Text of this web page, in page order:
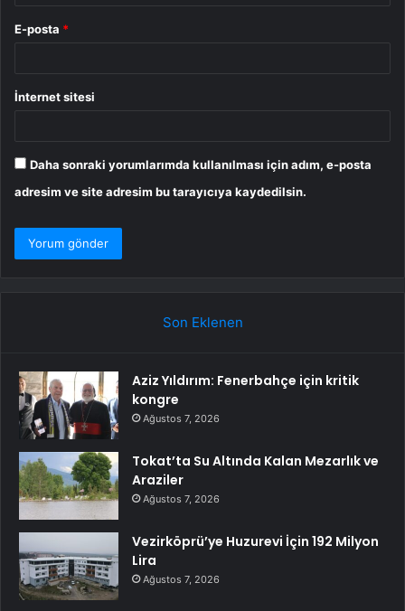
E-posta *
İnternet sitesi
Daha sonraki yorumlarımda kullanılması için adım, e-posta
adresim ve site adresim bu tarayıcıya kaydedilsin.
Son Eklenen
Aziz Yıldırım: Fenerbahçe için kritik
kongre
Ağustos 7, 2026
Tokat’ta Su Altında Kalan Mezarlık ve
Araziler
Ağustos 7, 2026
Vezirköprü’ye Huzurevi İçin 192 Milyon
Lira
Ağustos 7, 2026